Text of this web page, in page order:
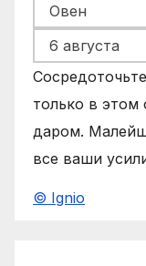
только в этом
даром.
все ваши
© Ignio